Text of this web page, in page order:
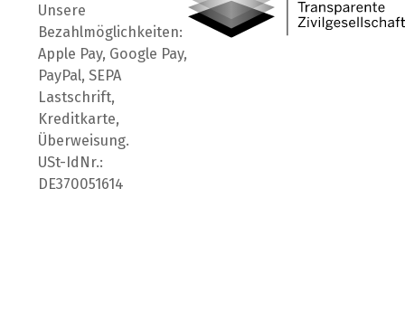
Unsere
Bezahlmöglichkeiten:
Apple Pay, Google Pay,
PayPal, SEPA
Lastschrift,
Kreditkarte,
Überweisung.
USt-IdNr.:
DE370051614